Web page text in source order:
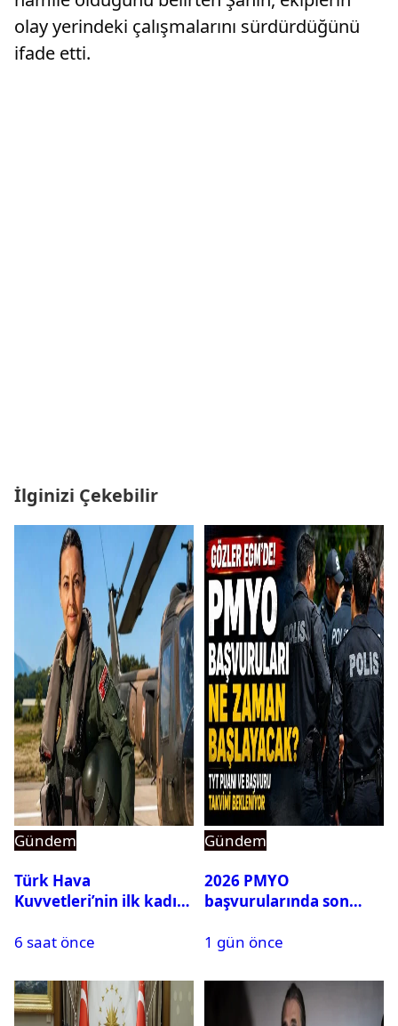
olay yerindeki çalışmalarını sürdürdüğünü
ifade etti.
İlginizi Çekebilir
Gündem
Türk Hava
Kuvvetleri’nin ilk kadın
Karapınar hakkında
ortaya çıktı
6 saat önce
Gündem
2026 PMYO
başvurularında son
1 gün önce